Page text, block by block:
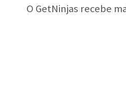
O GetNinjas recebe